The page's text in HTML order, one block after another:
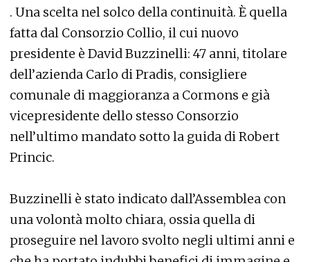
. Una scelta nel solco della continuità. È quella
fatta dal Consorzio Collio, il cui nuovo
presidente è David Buzzinelli: 47 anni, titolare
dell’azienda Carlo di Pradis, consigliere
comunale di maggioranza a Cormons e già
vicepresidente dello stesso Consorzio
nell’ultimo mandato sotto la guida di Robert
Princic.
Buzzinelli è stato indicato dall’Assemblea con
una volontà molto chiara, ossia quella di
proseguire nel lavoro svolto negli ultimi anni e